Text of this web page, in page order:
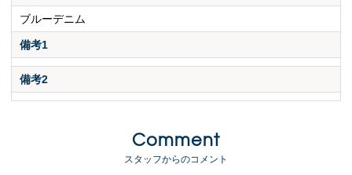
ブルーデニム
備考1
備考2
Comment
スタッフからのコメント